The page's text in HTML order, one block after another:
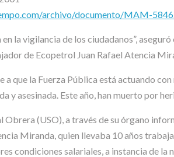
archivo/documento/MAM-
la vigilancia de los ciudadanos”,
de Ecopetrol Juan Rafael Atencia
a que la Fuerza Pública está actuando
y asesinada. Este año, han muerto por
Obrera (USO), a través de su órgano
Miranda, quien llevaba 10 años
condiciones salariales, a instancia de la